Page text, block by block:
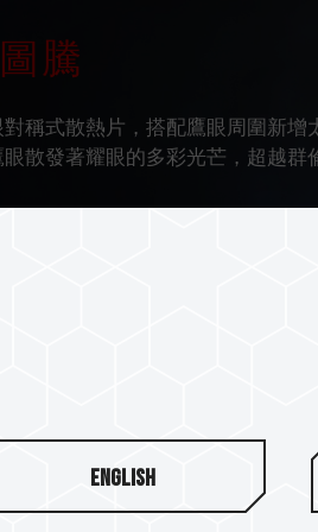
騰
稱式散熱片，搭配鷹眼周圍新增
散發著耀眼的多彩光芒，超越群
English